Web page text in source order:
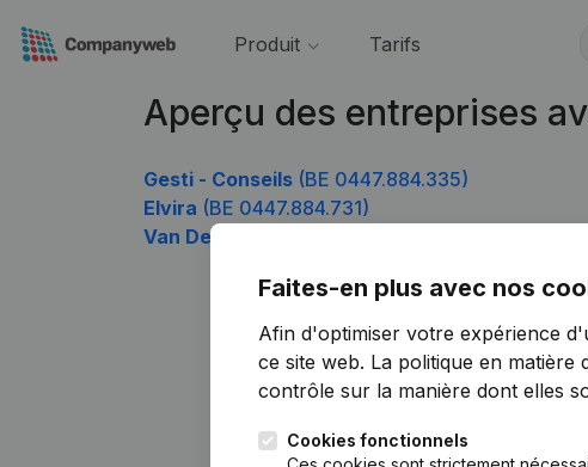
Produit Tarifs
Aperçu des entreprises
Gesti - Conseils (BE 0447.884.335)
Elvira (BE 0447.884.731)
Van De Mierop Marc Chapewerken
Faites-en plus avec nos
Afin d'optimiser votre expérience
ce site web. La politique en matière
contrôle sur la manière dont elles
Cookies fonctionnels